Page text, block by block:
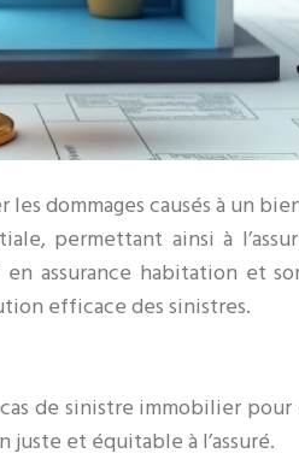
dommages causés à un
permettant ainsi à
assurance habitation et
efficace des sinistres.
de sinistre immobilier pour
et équitable à l’assuré.